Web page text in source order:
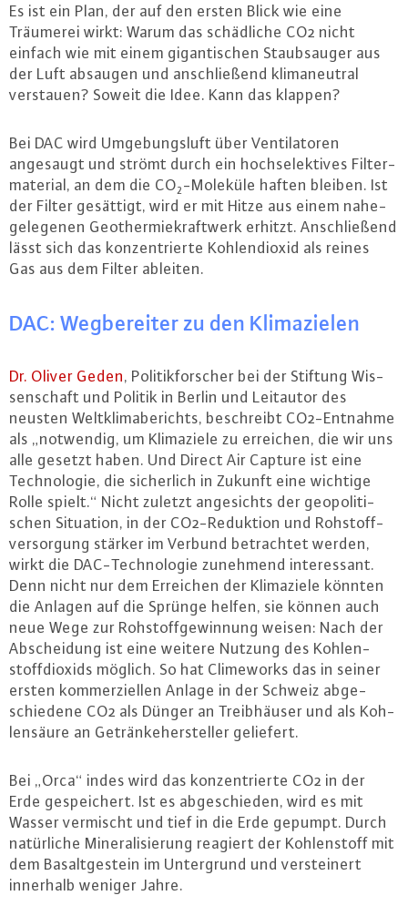
Es ist ein Plan, der auf den ersten Blick wie eine
Träumerei wirkt: Warum das schäd­li­che CO2 nicht
einfach wie mit einem gi­gan­ti­schen Staub­sau­ger aus
der Luft absaugen und an­schlie­ßend kli­ma­neu­tral
verstauen? Soweit die Idee. Kann das klappen?
Bei DAC wird Um­ge­bungs­luft über Ven­ti­la­to­ren
angesaugt und strömt durch ein hoch­s­e­lek­ti­ves Fil­ter­
ma­te­ri­al, an dem die CO₂-Moleküle haften bleiben. Ist
der Filter gesättigt, wird er mit Hitze aus einem na­he­
ge­le­ge­nen Geo­ther­mie­kraft­werk erhitzt. An­schlie­ßend
lässt sich das kon­zen­trier­te Koh­len­di­oxid als reines
Gas aus dem Filter ableiten.
DAC: Weg­be­rei­ter zu den Kli­ma­zie­len
Dr. Oliver Geden, Po­li­tik­for­scher bei der Stiftung Wis­
sen­schaft und Politik in Berlin und Leitautor des
neusten Welt­kli­ma­be­richts, be­schreibt CO2-Ent­nah­me
als „notwendig, um Kli­ma­zie­le zu erreichen, die wir uns
alle gesetzt haben. Und Direct Air Capture ist eine
Tech­no­lo­gie, die si­cher­lich in Zukunft eine wichtige
Rolle spielt.“ Nicht zuletzt an­ge­sichts der geo­po­li­ti­
schen Situation, in der CO2-Re­duk­ti­on und Roh­stoff­
ver­sor­gung stärker im Verbund be­trach­tet werden,
wirkt die DAC-Tech­no­lo­gie zunehmend in­ter­es­sant.
Denn nicht nur dem Erreichen der Kli­ma­zie­le könnten
die Anlagen auf die Sprünge helfen, sie können auch
neue Wege zur Roh­stoff­ge­win­nung weisen: Nach der
Ab­schei­dung ist eine weitere Nutzung des Koh­len­
stoff­di­oxids möglich. So hat Clime­works das in seiner
ersten kom­mer­zi­el­len Anlage in der Schweiz ab­ge­
schie­de­ne CO2 als Dünger an Treib­häu­ser und als Koh­
len­säu­re an Ge­trän­ke­her­stel­ler geliefert.
Bei „Orca“ indes wird das kon­zen­trier­te CO2 in der
Erde ge­spei­chert. Ist es ab­ge­schie­den, wird es mit
Wasser vermischt und tief in die Erde gepumpt. Durch
na­tür­li­che Mi­ne­ra­li­sie­rung reagiert der Koh­len­stoff mit
dem Ba­salt­ge­stein im Un­ter­grund und ver­stei­nert
innerhalb weniger Jahre.